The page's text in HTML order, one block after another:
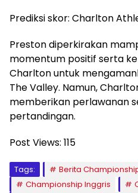
Prediksi skor: Charlton
Preston diperkirakan
momentum positif serta
Charlton untuk
The Valley. Namun,
memberikan perlawanan
pertandingan.
Post Views: 115
Tags:
Berita
Championship Inggris